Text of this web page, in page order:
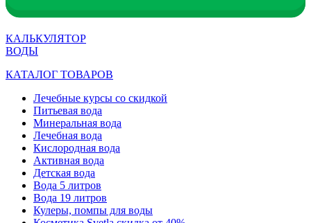
КАЛЬКУЛЯТОР
ВОДЫ
КАТАЛОГ ТОВАРОВ
Лечебные курсы со скидкой
Питьевая вода
Минеральная вода
Лечебная вода
Кислородная вода
Активная вода
Детская вода
Вода 5 литров
Вода 19 литров
Кулеры, помпы для воды